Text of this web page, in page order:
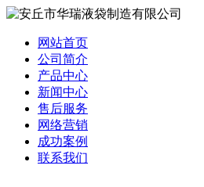
网站首页
公司简介
产品中心
新闻中心
售后服务
网络营销
成功案例
联系我们